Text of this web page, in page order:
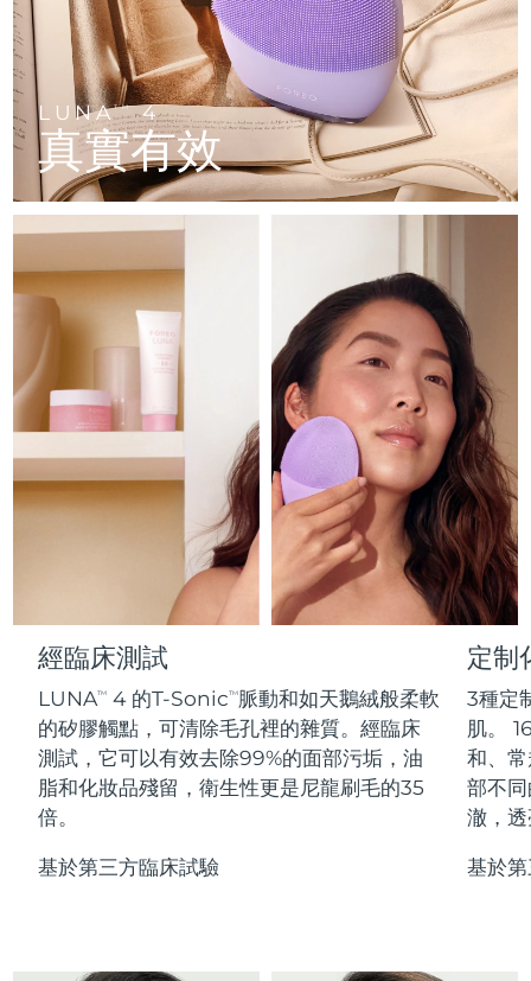
LUNATM4
真實有效
經臨床測試
LUNATM 4 的T-SonicTM脈動和如天鵝絨般柔軟
的矽膠觸點，可清除毛孔裡的雜質。經臨床
測試，它可以有效去除99%的面部污垢，油
脂和化妝品殘留，衛生性更是尼龍刷毛的35
倍。
基於第三方臨床試驗
定制
3種定
肌。
和、
部不
澈，
基於
LUNA™ 4 go
For travel or gym bag
LUNA™護膚
Premium cleansers & balm
LUNA™ 設備
All facial cleansing devices
BEAR™ 設備
All premium facelift devices
UFO™ 3 go
Portable red light therapy
面膜
Rejuvenation & hydration
UFO™ 設備
All deep facial hydration devices
issa™ 4 baby
For ages 0-3
issa™ Teeth Whitening Set
ISSA™ 設備
All silicone sonic toothbrushes
FAQ™ 102
Advanced clinical anti-aging
FAQ™ 103
Luxurious clinical anti-aging set
FAQ™ P1 Primer
Manuka honey primer
FAQ™護膚品
All FAQ™ skincare
FAQ™產品
All anti-aging treatments
FAQ™ 202
LED mask
FAQ™ 211
Anti-aging neck & décolleté LED mask
FAQ™ 221
Anti-aging LED hand mask
FAQ™護膚品
All FAQ™ skincare
FAQ™產品
All LED treatments
生髮
FAQ™ 301
LED hair strengthening scalp massager
FAQ™ Scalp Serum
Scalp recovery probiotic serum
FAQ™護膚品
All FAQ™ skincare
FAQ™產品
All hair treatments
肌膚年輕化
FAQ™ 501
Full-Spectrum Red Light Therapy
FAQ™ 502
Full-Spectrum Red Light Therapy
FAQ™ Red Light Serum
FAQ™ skincare
All FAQ™ skincare
FAQ™ products
All toning treatments
保健品
NEW
專業治療
脫毛
PEACH™ 2 Pro Max
Professional IPL hair removal device
PEACH™ 2
IPL hair removal
PEACH™ 2 go
Travel-friendly IPL hair removal
PEACH™ Cooling Prep Gel
身體護理
BEAR™ 2 body
Microcurrent body toning
LUNA™ 4 body
Massaging body brush
SUPERCHARGED™ serum
Firming body serum
ESPADA™ 2 plus
Recurring acne LED therapy
ESPADA™ 2
Acne treatment device
ESPADA™ Blemish Solution
眼部護理
BEAR™ 2 eyes & lips
Microcurrent line smoothing device
IRIS™ 2
Rejuvenating eye massager
眼部護膚
毛孔護理
KIWI™ derma
Diamond microdermabrasion .
Blackhead remover
LUNA™ 4 hair
2-in-1 LED scalp massager
LED light hairbrush
牙齒美白
NEW
issa™ Teeth Whitening Set
Dual LED + sonic device & 18% PAP gel
issa™ Teeth Whitening Gel
更多的
克羅埃西亞 預計送達日期11/08/2026
賽普勒斯 預計送達日期12/08/2026
捷克 預計送達日期11/08/2026
丹麥 預計送達日期11/08/2026
芬蘭 預計送達日期11/08/2026
法國 預計送達日期 11/08/2026
法屬玻里尼西亞 預計送達日期15/08/2026
德國 預計送達日期11/08/2026
預計送達日期15/08/2026
預計送達日期 11/08/2026
中國香港特別行政區 12/08/2026
匈牙利 預計送達日期11/08/2026
冰島 預計送達日期12/08/2026
印尼 09/08/2026
愛爾蘭 11/08/2026